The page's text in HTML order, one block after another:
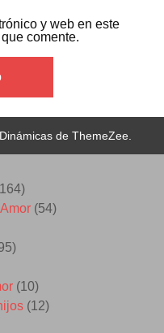
y web en este
comente.
de ThemeZee.
(54)
(10)
(12)